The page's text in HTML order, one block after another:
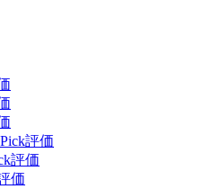
評価
評価
価